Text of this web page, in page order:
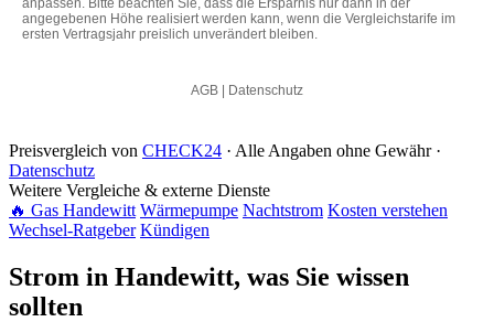
Preisvergleich von CHECK24 · Alle Angaben ohne Gewähr ·
Datenschutz
Weitere Vergleiche & externe Dienste
🔥 Gas Handewitt Wärmepumpe Nachtstrom Kosten verstehen
Wechsel-Ratgeber Kündigen
Strom in Handewitt, was Sie wissen
sollten